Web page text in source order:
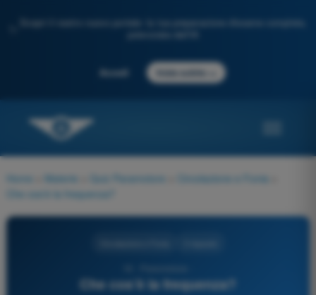
Scopri il nostro nuovo portale: la tua preparazione d'esame completa,
Accedi Inizia subito
Home Materie Quiz Paramotore Circolazione e Fonia
Che cos’è la frequenza?
Che cos’è la frequenza?